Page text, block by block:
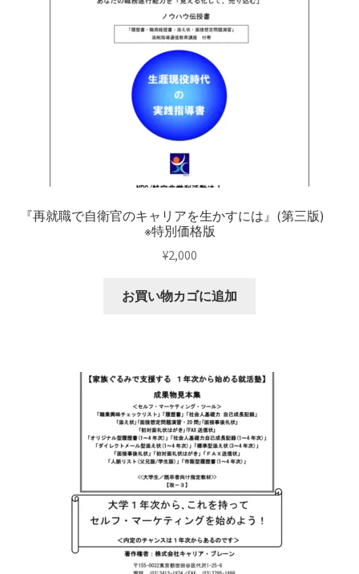
『再就職で自衛官のキャリアを生かすには』(第三版)
※特別価格版
¥2,000
お買い物カゴに追加